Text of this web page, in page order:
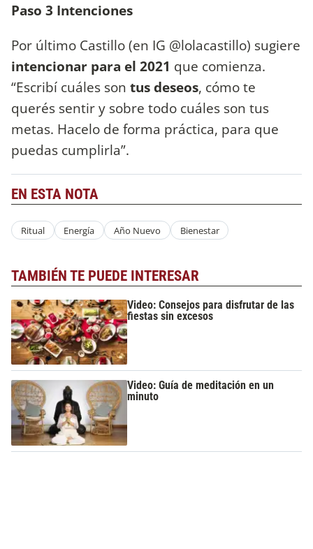
Paso 3 Intenciones
Por último Castillo (en IG @lolacastillo) sugiere
intencionar para el 2021 que comienza.
“Escribí cuáles son tus deseos, cómo te
querés sentir y sobre todo cuáles son tus
metas. Hacelo de forma práctica, para que
puedas cumplirla”.
EN ESTA NOTA
Ritual Energía Año Nuevo Bienestar
TAMBIÉN TE PUEDE INTERESAR
Video: Consejos para disfrutar de las
fiestas sin excesos
Video: Guía de meditación en un
minuto